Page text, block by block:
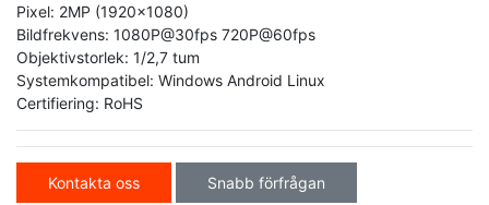
Pixel: 2MP (1920x1080)
Bildfrekvens: 1080P@30fps 720P@60fps
Objektivstorlek: 1/2,7 tum
Systemkompatibel: Windows Android Linux
Certifiering: RoHS
Kontakta oss Snabb förfrågan